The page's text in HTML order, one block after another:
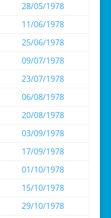
28/05/1978
11/06/1978
25/06/1978
09/07/1978
23/07/1978
06/08/1978
20/08/1978
03/09/1978
17/09/1978
01/10/1978
15/10/1978
29/10/1978